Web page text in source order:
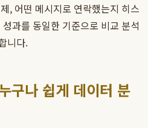
, 어떤 메시지로 연락했는지 히스
과를 동일한 기준으로 비교 분석
니다.
구나 쉽게 데이터 분